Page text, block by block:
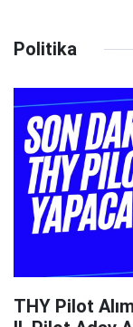
Politika
THY Pilot